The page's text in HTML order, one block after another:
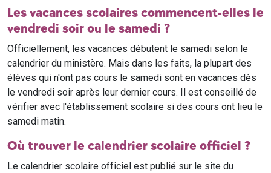
Les vacances scolaires commencent-elles le
vendredi soir ou le samedi ?
Officiellement, les vacances débutent le samedi selon le
calendrier du ministère. Mais dans les faits, la plupart des
élèves qui n'ont pas cours le samedi sont en vacances dès
le vendredi soir après leur dernier cours. Il est conseillé de
vérifier avec l'établissement scolaire si des cours ont lieu le
samedi matin.
Où trouver le calendrier scolaire officiel ?
Le calendrier scolaire officiel est publié sur le site du